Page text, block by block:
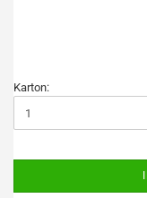
Karton: